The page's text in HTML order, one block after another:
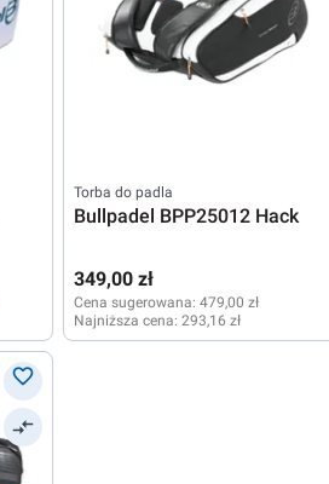
Torba do padla
Bullpadel BPP25012 Hack
349,00 zł
Cena sugerowana: 479,00 zł
Najniższa cena: 293,16 zł